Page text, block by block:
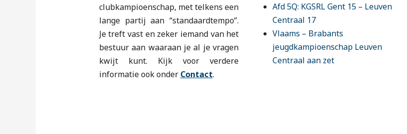
clubkampioenschap, met telkens een
lange partij aan “standaardtempo”.
Je treft vast en zeker iemand van het
bestuur aan waaraan je al je vragen
kwijt kunt. Kijk voor verdere
informatie ook onder Contact.
Afd 5Q: KGSRL Gent 15 – Leuven
Centraal 17
Vlaams – Brabants
jeugdkampioenschap Leuven
Centraal aan zet